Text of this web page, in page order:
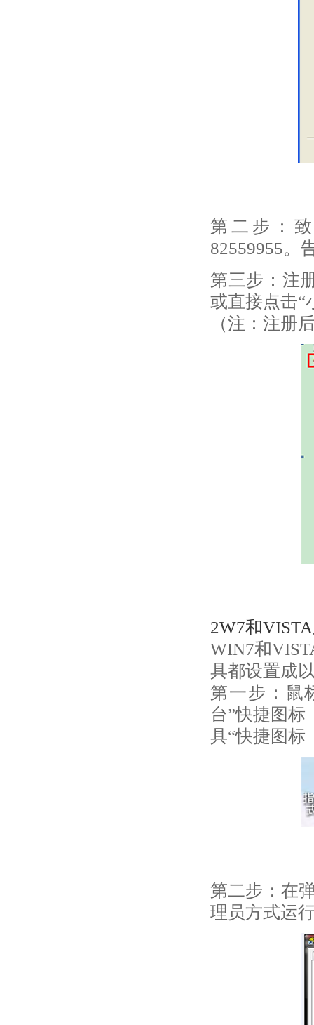
第二步：
82559955。
第三步：注
或直接点击“
（注：注册
2W7和
WIN7和
具都设置成
第一步：鼠
台”快捷图标
具“快捷图标
第二步：在
理员方式运